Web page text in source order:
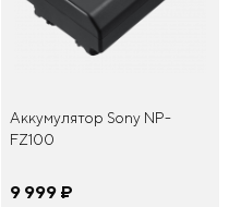
Аккумулятор Sony NP-
FZ100
9 999 ¤